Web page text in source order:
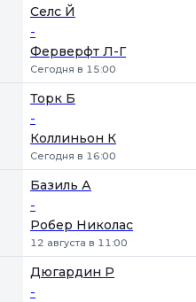
Селс Й
-
Ферверфт Л-Г
Сегодня в 15:00
Торк Б
-
Коллиньон К
Сегодня в 16:00
Базиль А
-
Робер Николас
12 августа в 11:00
Дюгардин Р
-